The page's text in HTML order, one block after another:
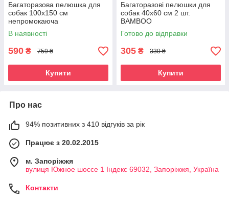
Багаторазова пелюшка для
собак 100х150 см
непромокаюча
В наявності
590 ₴ 759 ₴
Купити
Багаторазові пелюшки для
собак 40х60 см 2 шт.
BAMBOO
Готово до відправки
305 ₴ 330 ₴
Купити
Про нас
94% позитивних з 410 відгуків за рік
Працює з 20.02.2015
м. Запоріжжя
вулиця Южное шоссе 1 Індекс 69032, Запоріжжя, Україна
Контакти